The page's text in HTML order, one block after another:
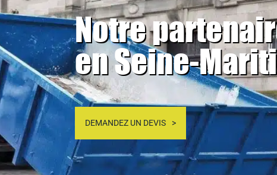
Notre
en Seine-
DEMANDEZ UN DEVIS